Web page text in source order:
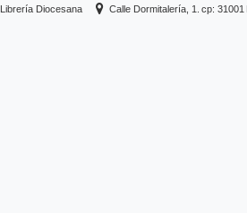
Librería Diocesana Calle Dormitalería, 1. cp: 31001